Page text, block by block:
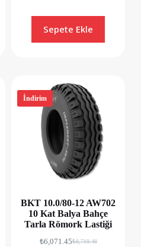
Sepete Ekle
İndirim
BKT 10.0/80-12 AW702
10 Kat Balya Bahçe
Tarla Römork Lastiği
₺8,719.48
₺6,071.45